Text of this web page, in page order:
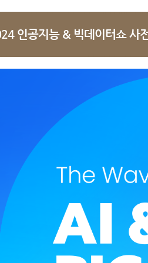
인공지능 & 빅데이터쇼 사